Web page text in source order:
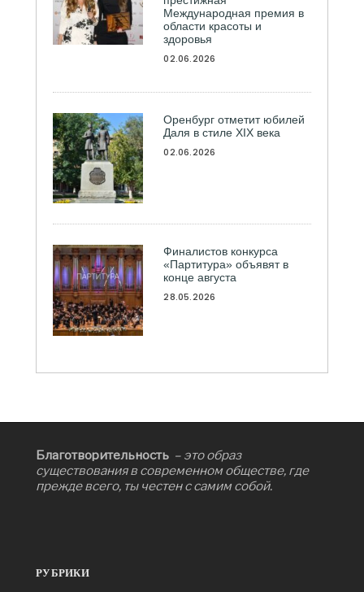
Международная премия в
области красоты и
здоровья
02.06.2026
Оренбург отметит юбилей
Даля в стиле XIX века
02.06.2026
Финалистов конкурса
«Партитура» объявят в
конце августа
28.05.2026
Благотворительность – это образ
существования в современном обществе, где
прежде всего, ты честен с самим собой.
РУБРИКИ